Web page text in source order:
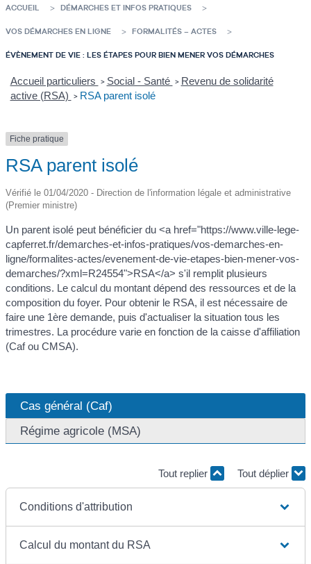
ACCUEIL DÉMARCHES ET INFOS PRATIQUES
VOS DÉMARCHES EN LIGNE FORMALITÉS – ACTES
ÉVÈNEMENT DE VIE : LES ÉTAPES POUR BIEN MENER VOS DÉMARCHES
Accueil particuliers > Social - Santé > Revenu de solidarité
active (RSA) > RSA parent isolé
Fiche pratique
RSA parent isolé
Vérifié le 01/04/2020 - Direction de l'information légale et administrative
(Premier ministre)
Un parent isolé peut bénéficier du <a href="https://www.ville-lege-
capferret.fr/demarches-et-infos-pratiques/vos-demarches-en-
ligne/formalites-actes/evenement-de-vie-etapes-bien-mener-vos-
demarches/?xml=R24554">RSA</a> s'il remplit plusieurs
conditions. Le calcul du montant dépend des ressources et de la
composition du foyer. Pour obtenir le RSA, il est nécessaire de
faire une 1ère demande, puis d'actualiser la situation tous les
trimestres. La procédure varie en fonction de la caisse d'affiliation
(Caf ou CMSA).
Cas général (Caf)
Régime agricole (MSA)
Tout replier Tout déplier
Conditions d'attribution
Calcul du montant du RSA